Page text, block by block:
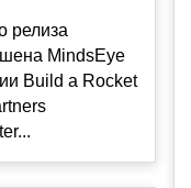
релиза
MindsEye
Build a Rocket